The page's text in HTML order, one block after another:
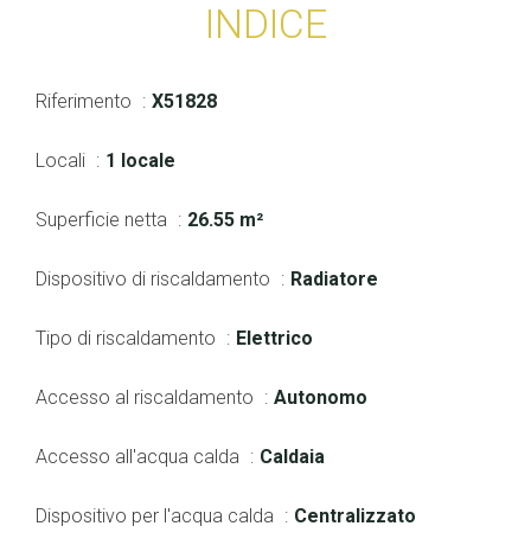
INDICE
Riferimento X51828
Locali 1 locale
Superficie netta 26.55 m²
Dispositivo di riscaldamento Radiatore
Tipo di riscaldamento Elettrico
Accesso al riscaldamento Autonomo
Accesso all'acqua calda Caldaia
Dispositivo per l'acqua calda Centralizzato